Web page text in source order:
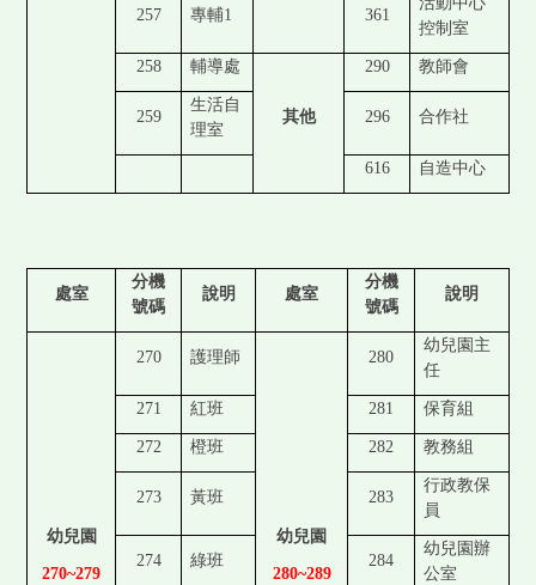
257 專輔1 361
控制室
258 輔導處
其他
290 教師會
259
生活自
理室
296 合作社
616 自造中心
處室
分機
號碼
說明 處室
分機
號碼
說明
幼兒園
270~279
270 護理師
幼兒園
280~289
280
幼兒園主
任
271 紅班 281 保育組
272 橙班 282 教務組
273 黃班 283
行政教保
員
274 綠班 284
幼兒園辦
公室